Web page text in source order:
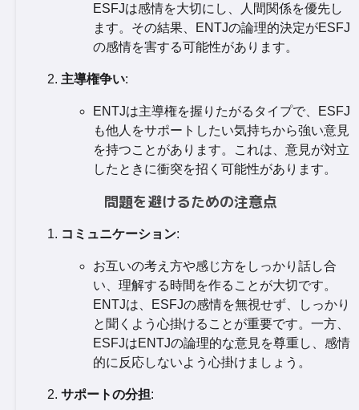
ESFJは感情を大切にし、人間関係を優先し
ます。その結果、ENTJの論理的決定がESFJ
の感情を害する可能性があります。
主導権争い:
ENTJは主導権を握りたがるタイプで、ESFJ
も他人をサポートしたい気持ちから強い意見
を持つことがあります。これは、意見が対立
したときに衝突を招く可能性があります。
問題を避けるための注意点
コミュニケーション:
お互いの考え方や感じ方をしっかり話し合
い、理解する時間を作ることが大切です。
ENTJは、ESFJの感情を無視せず、しっかり
と聞くよう心掛けることが重要です。一方、
ESFJはENTJの論理的な意見を尊重し、感情
的に反応しないよう心掛けましょう。
サポートの分担: